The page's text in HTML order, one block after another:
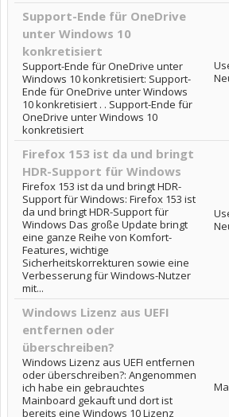
Support-Ende für OneDrive
unter Windows 10
konkretisiert
Support-Ende für OneDrive unter
Windows 10 konkretisiert: Support-
Ende für OneDrive unter Windows
10 konkretisiert . . Support-Ende für
OneDrive unter Windows 10
konkretisiert
Firefox 153 ist da und bringt
HDR-Support für Windows
Firefox 153 ist da und bringt HDR-
Support für Windows: Firefox 153 ist
da und bringt HDR-Support für
Windows Das große Update bringt
eine ganze Reihe von Komfort-
Features, wichtige
Sicherheitskorrekturen sowie eine
Verbesserung für Windows-Nutzer
mit...
Windows Lizenz aus UEFI
entfernen oder
überschreiben?
Windows Lizenz aus UEFI entfernen
oder überschreiben?: Angenommen
ich habe ein gebrauchtes
Mainboard gekauft und dort ist
bereits eine Windows 10 Lizenz